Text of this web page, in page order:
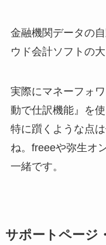
金融機関データの
ウド会計ソフトの
実際にマネーフォ
動で仕訳機能』を
特に躓くような点
ね。freeeや弥生オ
一緒です。
サポートページ